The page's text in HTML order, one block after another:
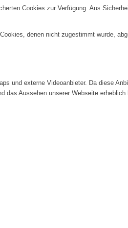
Cookies zur Verfügung. Aus
denen nicht zugestimmt wurde,
und externe Videoanbieter. Da diese
Aussehen unserer Webseite